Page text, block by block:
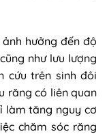
hưởng đến độ
như lưu lượng
cứu trên sinh đôi
răng có liên quan
làm tăng nguy cơ
chăm sóc răng